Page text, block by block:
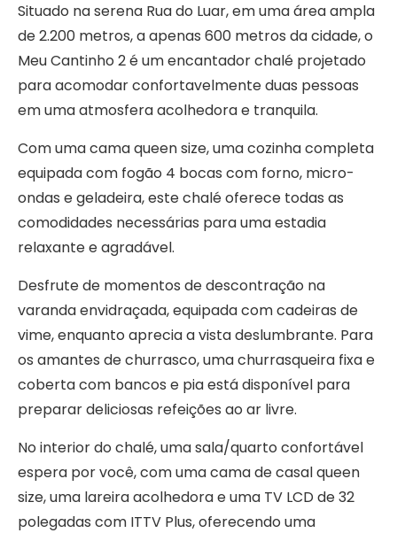
Situado na serena Rua do Luar, em uma área ampla
de 2.200 metros, a apenas 600 metros da cidade, o
Meu Cantinho 2 é um encantador chalé projetado
para acomodar confortavelmente duas pessoas
em uma atmosfera acolhedora e tranquila.
Com uma cama queen size, uma cozinha completa
equipada com fogão 4 bocas com forno, micro-
ondas e geladeira, este chalé oferece todas as
comodidades necessárias para uma estadia
relaxante e agradável.
Desfrute de momentos de descontração na
varanda envidraçada, equipada com cadeiras de
vime, enquanto aprecia a vista deslumbrante. Para
os amantes de churrasco, uma churrasqueira fixa e
coberta com bancos e pia está disponível para
preparar deliciosas refeições ao ar livre.
No interior do chalé, uma sala/quarto confortável
espera por você, com uma cama de casal queen
size, uma lareira acolhedora e uma TV LCD de 32
polegadas com ITTV Plus, oferecendo uma